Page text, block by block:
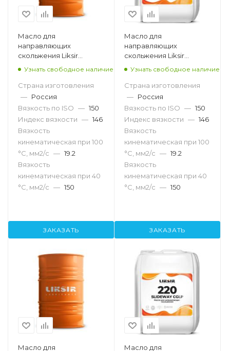
Масло для
направляющих
скольжения Liksir
Slideway 150, 205л
Узнать свободное наличие
Страна изготовления
— Россия
Вязкость по ISO — 150
Индекс вязкости — 146
Вязкость
кинематическая при 100
°С, мм2/с — 19.2
Вязкость
кинематическая при 40
°С, мм2/с — 150
ЗАКАЗАТЬ
Масло для
направляющих
скольжения Liksir
Slideway 150, 20л
Узнать свободное наличие
Страна изготовления
— Россия
Вязкость по ISO — 150
Индекс вязкости — 146
Вязкость
кинематическая при 100
°С, мм2/с — 19.2
Вязкость
кинематическая при 40
°С, мм2/с — 150
ЗАКАЗАТЬ
Масло для Масло для